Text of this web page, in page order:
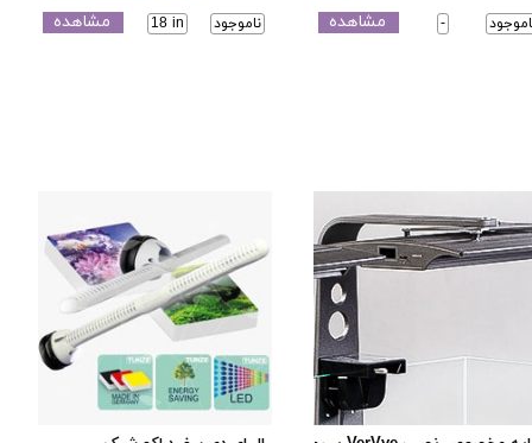
- مشاهده ناموجود 18 in مشاهده